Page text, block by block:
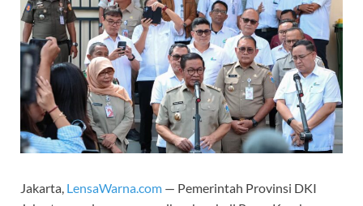
Jakarta, LensaWarna.com — Pemerintah Provinsi DKI